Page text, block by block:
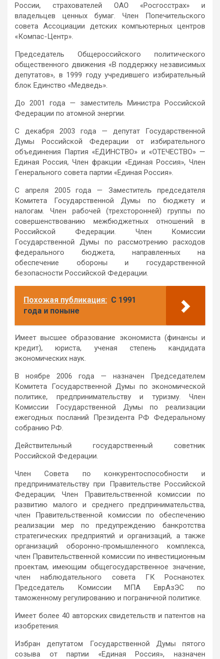
России, страхователей ОАО «Росгосстрах» и
владельцев ценных бумаг. Член Попечительского
совета Ассоциации детских компьютерных центров
«Компас-Центр».
Председатель Общероссийского политического
общественного движения «В поддержку независимых
депутатов», в 1999 году учредившего избирательный
блок Единство «Медведь».
До 2001 года — заместитель Министра Российской
Федерации по атомной энергии.
С декабря 2003 года — депутат Государственной
Думы Российской Федерации от избирательного
объединения Партия «ЕДИНСТВО» и «ОТЕЧЕСТВО» —
Единая Россия, Член фракции «Единая Россия», Член
Генерального совета партии «Единая Россия».
С апреля 2005 года — Заместитель председателя
Комитета Государственной Думы по бюджету и
налогам. Член рабочей (трехсторонней) группы по
совершенствованию межбюджетных отношений в
Российской Федерации. Член Комиссии
Государственной Думы по рассмотрению расходов
федерального бюджета, направленных на
обеспечение обороны и государственной
безопасности Российской Федерации.
Похожая публикация: С 1991
года и поныне
Имеет высшее образование экономиста (финансы и
кредит), юриста, ученая степень кандидата
экономических наук.
В ноябре 2006 года — назначен Председателем
Комитета Государственной Думы по экономической
политике, предпринимательству и туризму. Член
Комиссии Государственной Думы по реализации
ежегодных посланий Президента РФ Федеральному
собранию РФ.
Действительный государственный советник
Российской Федерации.
Член Совета по конкурентоспособности и
предпринимательству при Правительстве Российской
Федерации; Член Правительственной комиссии по
развитию малого и среднего предпринимательства,
член Правительственной комиссии по обеспечению
реализации мер по предупреждению банкротства
стратегических предприятий и организаций, а также
организаций оборонно-промышленного комплекса,
член Правительственной комиссии по инвестиционным
проектам, имеющим общегосударственное значение,
член наблюдательного совета ГК Роснанотех.
Председатель Комиссии МПА ЕврАзЭС по
таможенному регулированию и пограничной политике.
Имеет более 40 авторских свидетельств и патентов на
изобретения.
Избран депутатом Государственной Думы пятого
созыва от партии «Единая Россия», назначен